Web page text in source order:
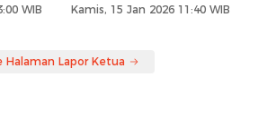
WIB Kamis, 15 Jan 2026 11:40 WIB
Halaman Lapor Ketua